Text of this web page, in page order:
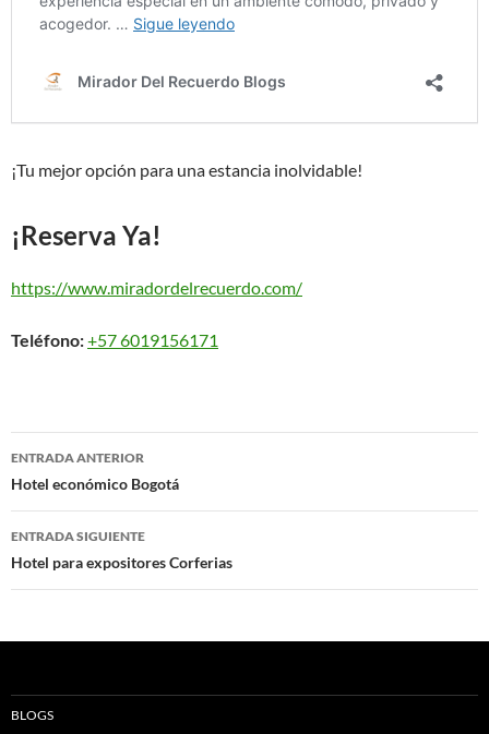
¡Tu mejor opción para una estancia inolvidable!
¡Reserva Ya!
https://www.miradordelrecuerdo.com/
Teléfono:+57 6019156171
Navegación
de
entradas
ENTRADA ANTERIOR
Hotel económico Bogotá
ENTRADA SIGUIENTE
Hotel para expositores Corferias
BLOGS